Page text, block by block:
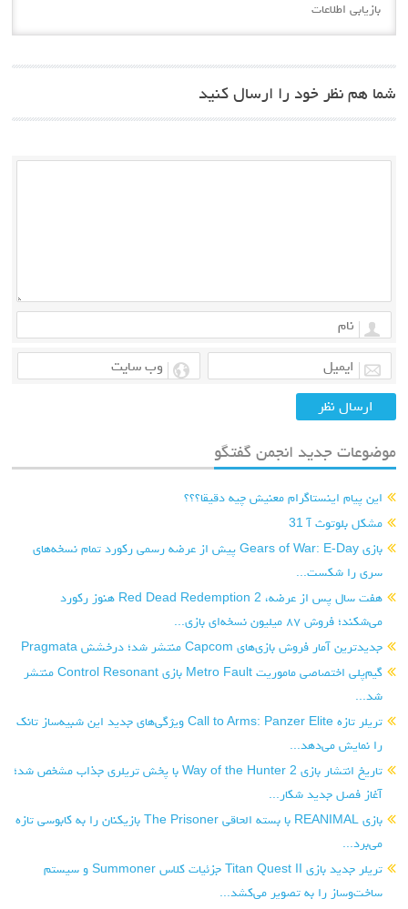
بازیابی اطلاعات
شما هم نظر خود را ارسال کنید
موضوعات جدید انجمن گفتگو
این پیام اینستاگرام معنیش چیه دقیقا؟؟؟
مشکل بلوتوث آ 31
بازی Gears of War: E-Day پیش از عرضه رسمی رکورد تمام نسخه‌های
سری را شکست...
هفت سال پس از عرضه، Red Dead Redemption 2 هنوز رکورد
می‌شکند؛ فروش ۸۷ میلیون نسخه‌ای بازی...
جدیدترین آمار فروش بازی‌های Capcom منتشر شد؛ درخشش Pragmata
گیم‌پلی اختصاصی ماموریت Metro Fault بازی Control Resonant منتشر
شد...
تریلر تازه Call to Arms: Panzer Elite ویژگی‌های جدید این شبیه‌ساز تانک
را نمایش می‌دهد...
تاریخ انتشار بازی Way of the Hunter 2 با پخش تریلری جذاب مشخص شد؛
آغاز فصل جدید شکار...
بازی REANIMAL با بسته الحاقی The Prisoner بازیکنان را به کابوسی تازه
می‌برد...
تریلر جدید بازی Titan Quest II جزئیات کلاس Summoner و سیستم
ساخت‌وساز را به تصویر می‌کشد...